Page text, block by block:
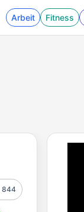
Arbeit Fitness
844